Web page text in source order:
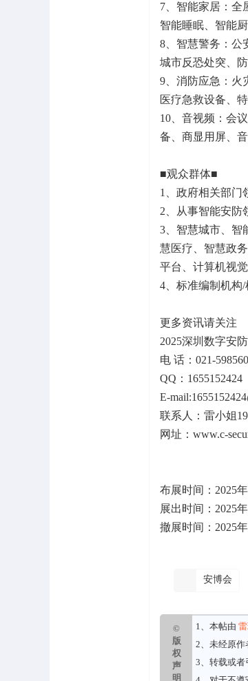
7、智能家居：全
智能睡眠、智能
8、智慧警务：公
城市反恐处突、
9、消防应急：火
医疗急救设备、
10、音视频：会
备、商显用屏、
■观众群体■
1、政府相关部门
2、从事智能安防
3、智慧城市、智
慧医疗、智慧政
平台、计算机视
4、标准编制机构/
更多资讯请关注
2025深圳数字安
电 话：021-
QQ：1655152424
E-
联系人：雷小姐
网址：www.c-
布展时间：2025
展出时间：2025
撤展时间：2025
安博会
©
版
权
声
明
1、本帖由
2、未经原作
3、转载或者